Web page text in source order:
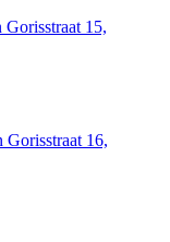
Gorisstraat 15,
Gorisstraat 16,